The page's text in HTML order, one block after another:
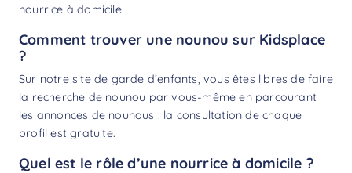
nourrice à domicile.
Comment trouver une nounou sur Kidsplace
?
Sur notre site de garde d’enfants, vous êtes libres de faire
la recherche de nounou par vous-même en parcourant
les annonces de nounous : la consultation de chaque
profil est gratuite.
Quel est le rôle d’une nourrice à domicile ?